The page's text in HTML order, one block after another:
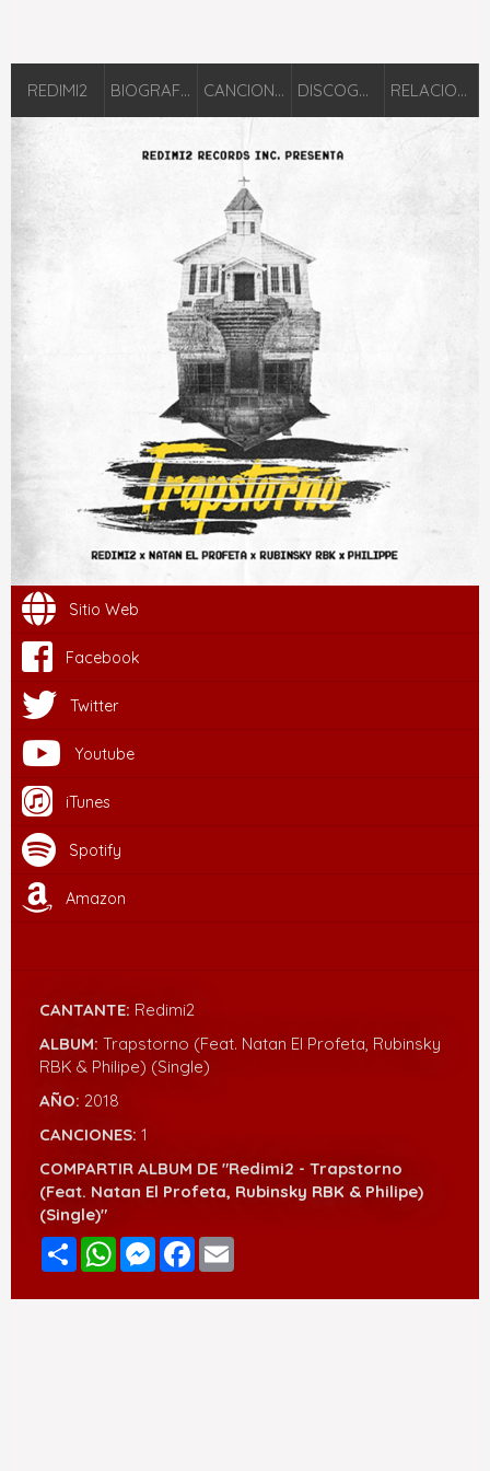
REDIMI2 BIOGRAFÍA CANCIONES DISCOGRAFÍA RELACIONADOS
Sitio Web
Facebook
Twitter
Youtube
iTunes
Spotify
Amazon
CANTANTE: Redimi2
ALBUM: Trapstorno (Feat. Natan El Profeta, Rubinsky
RBK & Philipe) (Single)
AÑO: 2018
CANCIONES: 1
COMPARTIR ALBUM DE "Redimi2 - Trapstorno
(Feat. Natan El Profeta, Rubinsky RBK & Philipe)
(Single)"
Compartir
WhatsAppMessenger
Facebook